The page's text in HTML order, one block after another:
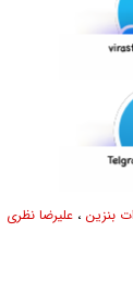
بنزین ، علیرضا نظری